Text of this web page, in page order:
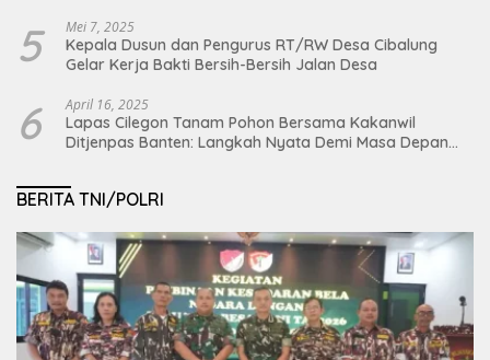
5 Mei 7, 2025
Kepala Dusun dan Pengurus RT/RW Desa Cibalung
Gelar Kerja Bakti Bersih-Bersih Jalan Desa
6 April 16, 2025
Lapas Cilegon Tanam Pohon Bersama Kakanwil
Ditjenpas Banten: Langkah Nyata Demi Masa Depan
BERITA TNI/POLRI